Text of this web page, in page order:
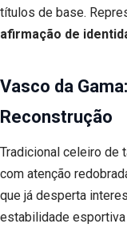
títulos de base.
afirmação de
Vasco da
Reconstrução
Tradicional celeiro de
com atenção
que já desperta
estabilidade